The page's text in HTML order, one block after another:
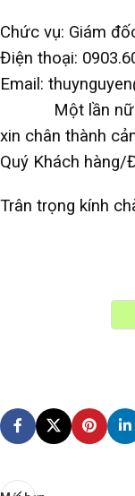
Chức vụ: Giám
Điện thoại:
Email:
Một lần nữa,
xin chân thành
Quý Khách hàng/
Trân trọng kính